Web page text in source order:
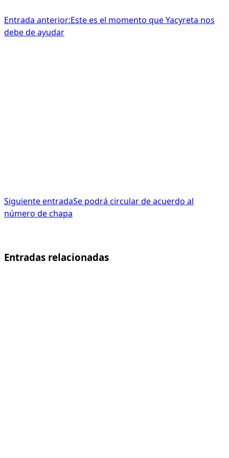
Entrada anterior:Este es el momento que Yacyreta nos
debe de ayudar
Siguiente entradaSe podrá circular de acuerdo al
número de chapa
Entradas relacionadas